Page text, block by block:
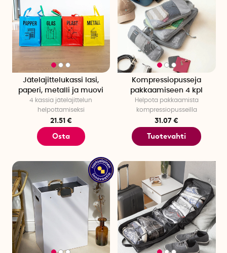
Jätelajittelukassi lasi,
paperi, metalli ja muovi
4 kassia jätelajittelun
helpottamiseksi
21.51 €
Osta
Kompressiopusseja
pakkaamiseen 4 kpl
Helpota pakkaamista
kompressiopusseilla
31.07 €
Tuotevahti